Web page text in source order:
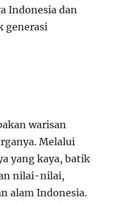
Indonesia dan
generasi
warisan
Melalui
yang kaya, batik
nilai-nilai,
alam Indonesia.